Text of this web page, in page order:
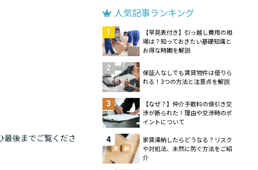
最後までご覧くださ
人気記事ランキング
1
【早見表付き】引っ越し費用の相
場は？知っておきたい基礎知識と
お得な時期を解説
2
保証人なしでも賃貸物件は借りら
れる！3つの方法と注意点を解説
3
【なぜ？】仲介手数料の値引き交
渉が断られた！理由や交渉時のポ
イントについて
4
家賃滞納したらどうなる？リスク
や対処法、未然に防ぐ方法をご紹
介